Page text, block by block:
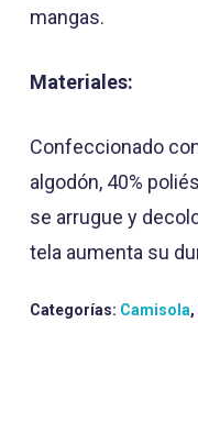
mangas.
Materiales:
Confeccionado
algodón, 40%
se arrugue y
tela aumenta su
Categorías: Camisola,